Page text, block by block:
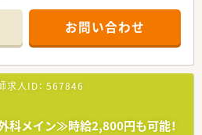
取得可能なので、ご自身のライフスタイ
できます。
像について】
増員募集で、即戦力としてご活躍いた
。
という熱意を持ち、患者様へ親身に寄り
す。
お問い合わせ
求人ID： 567846
科メイン≫時給2,800円も可能！